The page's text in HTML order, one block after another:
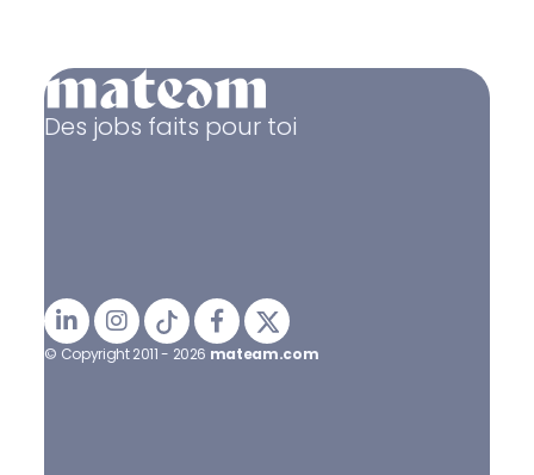
Des jobs faits pour toi
© Copyright 2011 - 2026 mateam.com